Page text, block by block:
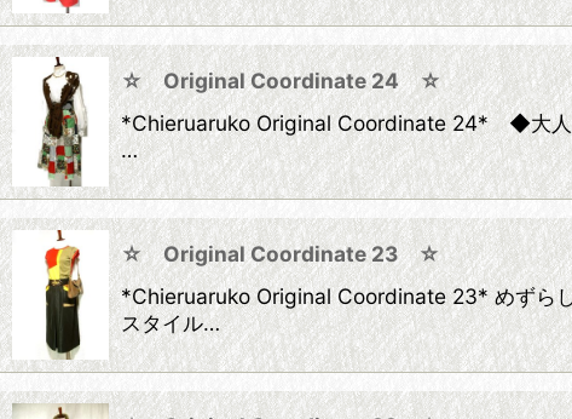
☆ Original Coordinate 24 ☆
*Chieruaruko Original Coordinate 24* ◆大人
…
☆ Original Coordinate 23 ☆
*Chieruaruko Original Coordinate 23* めずら
スタイル…